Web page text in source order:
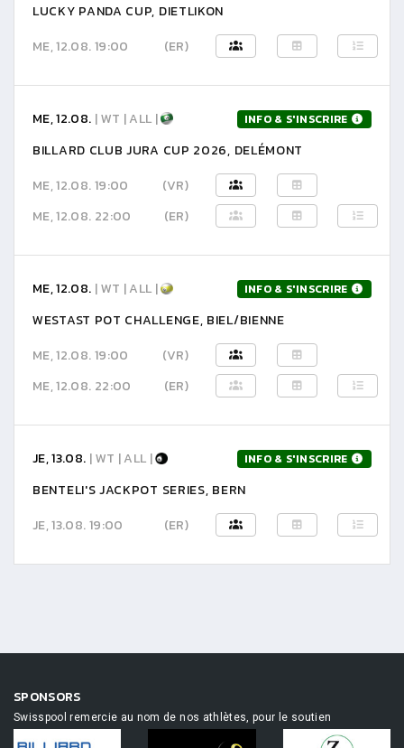
LUCKY PANDA CUP, DIETLIKON
ME, 12.08. 19:00
(ER)
ME, 12.08. | WT | ALL | INFO & S'INSCRIRE
BILLARD CLUB JURA CUP 2026, DELÉMONT
ME, 12.08. 19:00
(VR)
ME, 12.08. 22:00
(ER)
ME, 12.08. | WT | ALL | INFO & S'INSCRIRE
WESTAST POT CHALLENGE, BIEL/BIENNE
ME, 12.08. 19:00
(VR)
ME, 12.08. 22:00
(ER)
JE, 13.08. | WT | ALL | INFO & S'INSCRIRE
BENTELI'S JACKPOT SERIES, BERN
JE, 13.08. 19:00
(ER)
SPONSORS
Swisspool remercie au nom de nos athlètes, pour le soutien